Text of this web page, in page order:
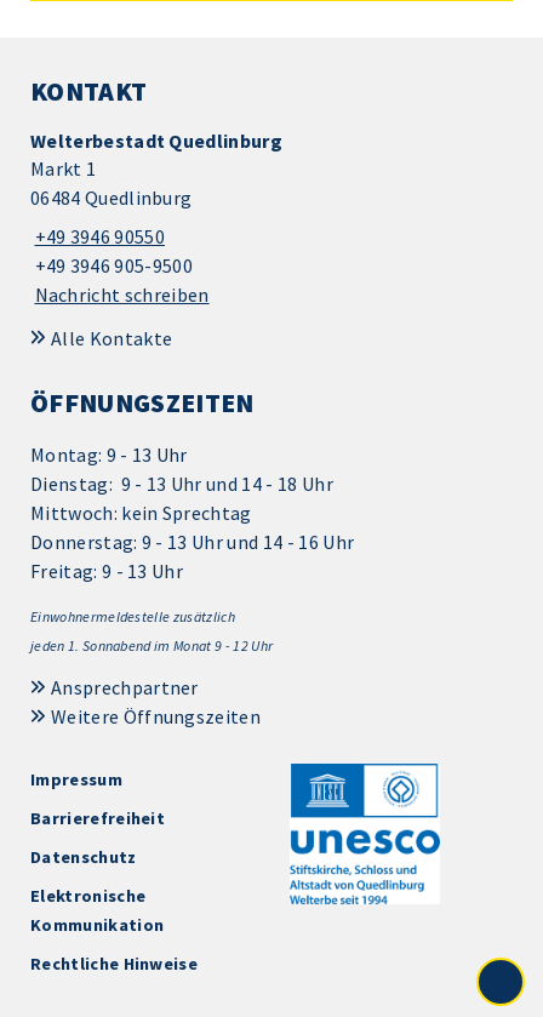
KONTAKT
Welterbestadt Quedlinburg
Markt 1
06484 Quedlinburg
+49 3946 90550
+49 3946 905-9500
Nachricht schreiben
Alle Kontakte
ÖFFNUNGSZEITEN
Montag: 9 - 13 Uhr
Dienstag: 9 - 13 Uhr und 14 - 18 Uhr
Mittwoch: kein Sprechtag
Donnerstag: 9 - 13 Uhr und 14 - 16 Uhr
Freitag: 9 - 13 Uhr
Einwohnermeldestelle zusätzlich
jeden 1. Sonnabend im Monat 9 - 12 Uhr
Ansprechpartner
Weitere Öffnungszeiten
Impressum
Barrierefreiheit
Datenschutz
Elektronische
Kommunikation
Rechtliche Hinweise